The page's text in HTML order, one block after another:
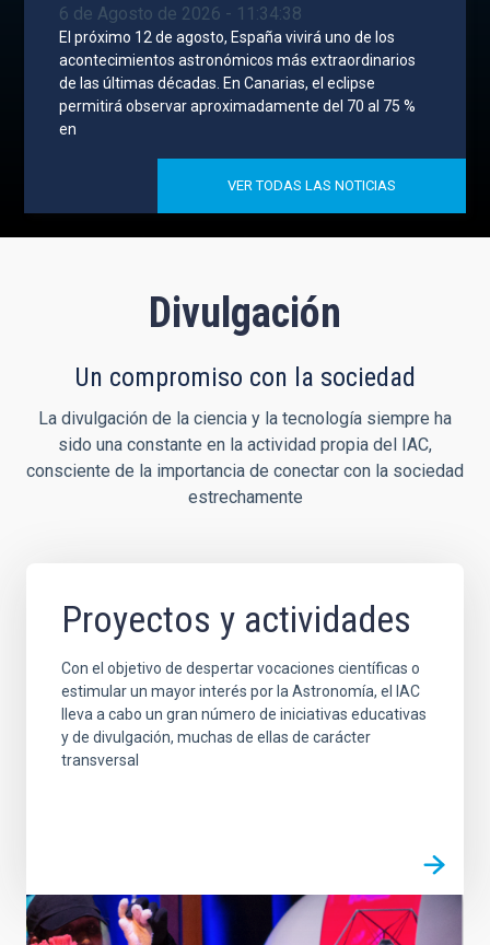
6 de Agosto de 2026 - 11:34:38
El próximo 12 de agosto, España vivirá uno de los
acontecimientos astronómicos más extraordinarios
de las últimas décadas. En Canarias, el eclipse
permitirá observar aproximadamente del 70 al 75 %
en
VER TODAS LAS NOTICIAS
Divulgación
Un compromiso con la sociedad
La divulgación de la ciencia y la tecnología siempre ha
sido una constante en la actividad propia del IAC,
consciente de la importancia de conectar con la sociedad
estrechamente
Proyectos y actividades
Con el objetivo de despertar vocaciones científicas o
estimular un mayor interés por la Astronomía, el IAC
lleva a cabo un gran número de iniciativas educativas
y de divulgación, muchas de ellas de carácter
transversal